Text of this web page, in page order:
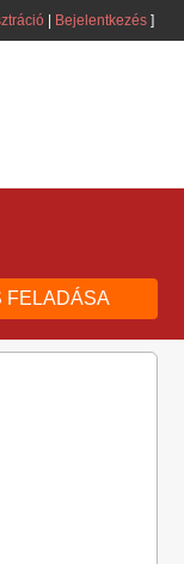
| Bejelentkezés]
FELADÁSA